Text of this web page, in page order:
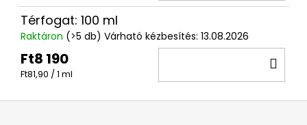
Térfogat: 100 ml
Raktáron (>5 db) Várható kézbesítés: 13.08.2026
Ft8 190
Egységár:
Ft81,90 / 1 ml